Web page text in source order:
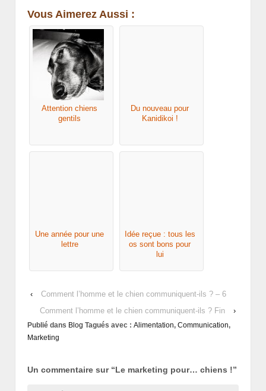
Vous Aimerez Aussi :
Attention chiens
gentils
Du nouveau pour
Kanidikoi !
Une année pour une
lettre
Idée reçue : tous les
os sont bons pour
lui
‹
Comment l’homme et le chien communiquent-ils ? – 6
Comment l’homme et le chien communiquent-ils ? Fin
›
Publié dans Blog Tagués avec : Alimentation, Communication,
Marketing
Un commentaire sur “Le marketing pour… chiens !”